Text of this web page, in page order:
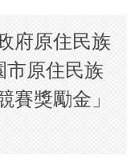
府原住民族
市原住民族
賽獎勵金」